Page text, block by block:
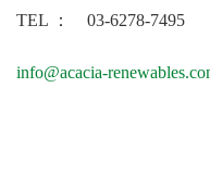
TEL ： 03-6278-7495
info@acacia-